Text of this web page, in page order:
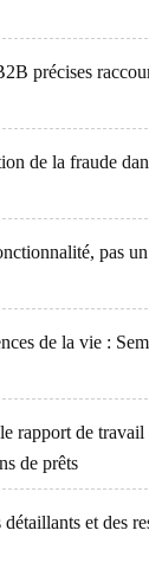
précises
de la fraude
pas
de la vie :
rapport de
de prêts
et des